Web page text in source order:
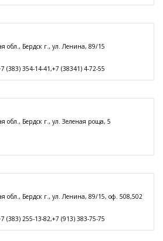
обл., Бердск г., ул. Ленина, 89/15
(383) 354-14-41,+7 (38341) 4-72-55
обл., Бердск г., ул. Зеленая роща, 5
обл., Бердск г., ул. Ленина, 89/15, оф. 508,502
(383) 255-13-82,+7 (913) 383-75-75